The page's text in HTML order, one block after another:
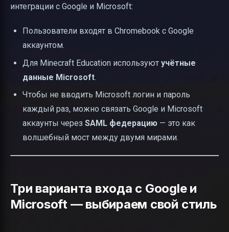
интеграции с Google и Microsoft:
Пользователи входят в Chromebook с Google
аккаунтом.
Для Minecraft Education используют учётные
данные Microsoft.
Чтобы не вводить Microsoft логин и пароль
каждый раз, можно связать Google и Microsoft
аккаунты через SAML федерацию — это как
волшебный мост между двумя мирами.
Три варианта входа с Google и
Microsoft — выбираем свой стиль